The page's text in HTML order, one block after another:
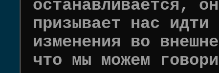
останавливается,
призывает нас
изменения во
что мы можем